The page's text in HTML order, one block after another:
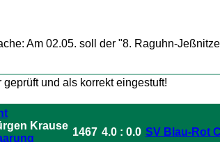
Am 02.05. soll der "8. Raguhn-
1467 4.0 : 0.0 SV Blau-Rot